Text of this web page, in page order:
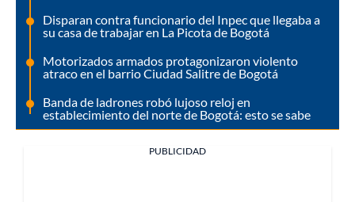
Disparan contra funcionario del Inpec que llegaba a
su casa de trabajar en La Picota de Bogotá
Motorizados armados protagonizaron violento
atraco en el barrio Ciudad Salitre de Bogotá
Banda de ladrones robó lujoso reloj en
establecimiento del norte de Bogotá: esto se sabe
PUBLICIDAD